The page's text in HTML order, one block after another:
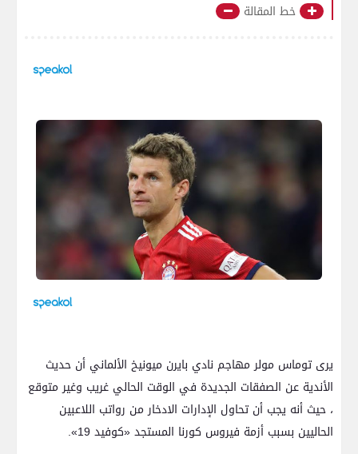
خط المقالة
يرى توماس مولر مهاجم نادي بايرن ميونيخ الألماني أن حديث
الأندية عن الصفقات الجديدة في الوقت الحالي غريب وغير متوقع
، حيث أنه يجب أن تحاول الإدارات الادخار من رواتب اللاعبين
الحاليين بسبب أزمة فيروس كورنا المستجد «كوفيد 19».